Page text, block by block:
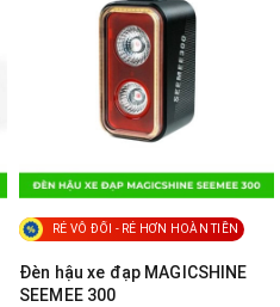
RẺ VÔ ĐỐI - RẺ HƠN HOÀN TIỀN
Đèn hậu xe đạp MAGICSHINE
SEEMEE 300